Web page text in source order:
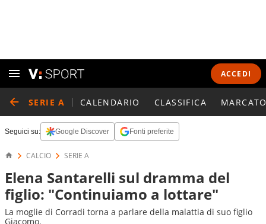
ACCEDI
SERIE A CALENDARIO CLASSIFICA
Seguici su: Google Discover Fonti preferite
CALCIO SERIE A
Elena Santarelli sul dramma del
figlio: "Continuiamo a lottare"
La moglie di Corradi torna a parlare della malattia di suo figlio
Giacomo.